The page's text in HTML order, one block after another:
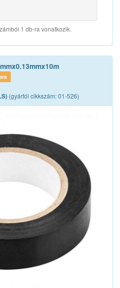
1 db-ra vonatkozik.
(gyártói cikkszám: 01-526)